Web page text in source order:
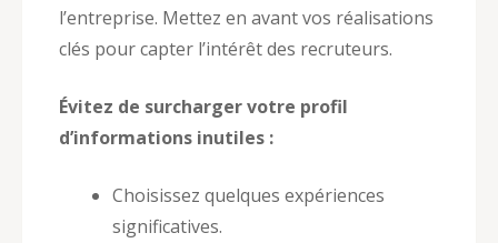
l’entreprise. Mettez en avant vos réalisations
clés pour capter l’intérêt des recruteurs.
Évitez de surcharger votre profil
d’informations inutiles :
Choisissez quelques expériences
significatives.